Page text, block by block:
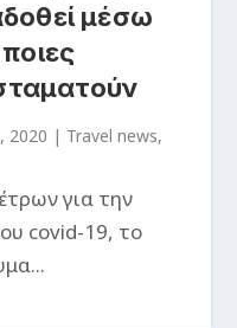
μέσω
2020 | Travel news,
για την
covid-19, το